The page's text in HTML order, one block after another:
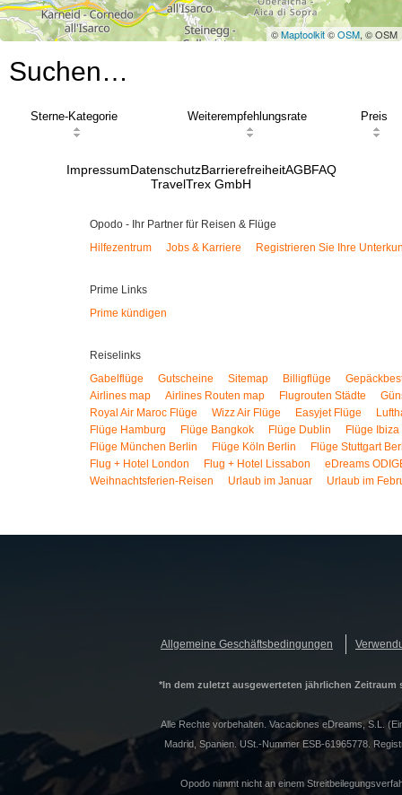
©Maptoolkit©OSM, © OSM
Suchen…
Sterne-Kategorie Weiterempfehlungsrate Preis
ImpressumDatenschutzBarrierefreiheitAGBFAQ
TravelTrex GmbH